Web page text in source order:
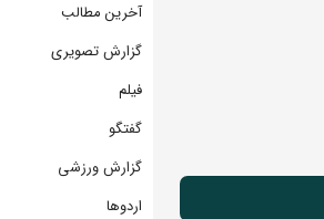
آخرین مطالب
گزارش تصویری
فیلم
گفتگو
گزارش ورزشی
اردوها